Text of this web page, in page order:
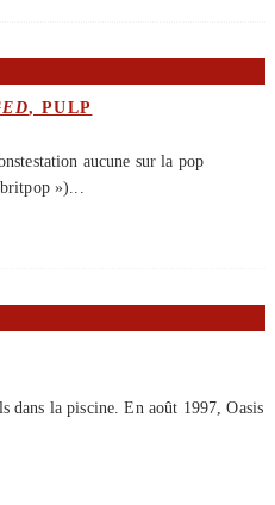
, PULP
aucune sur la pop
»)
dans la piscine. En août 1997, Oasis